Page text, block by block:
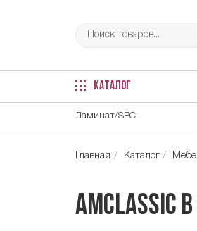
КАТАЛОГ
Ламинат/SPC
Главная Каталог
Amclassic в